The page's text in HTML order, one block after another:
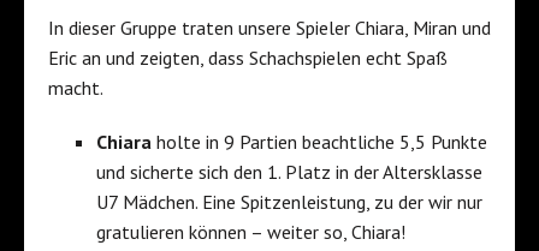
In dieser Gruppe traten unsere Spieler Chiara, Miran und
Eric an und zeigten, dass Schachspielen echt Spaß
macht.
Chiara holte in 9 Partien beachtliche 5,5 Punkte
und sicherte sich den 1. Platz in der Altersklasse
U7 Mädchen. Eine Spitzenleistung, zu der wir nur
gratulieren können – weiter so, Chiara!